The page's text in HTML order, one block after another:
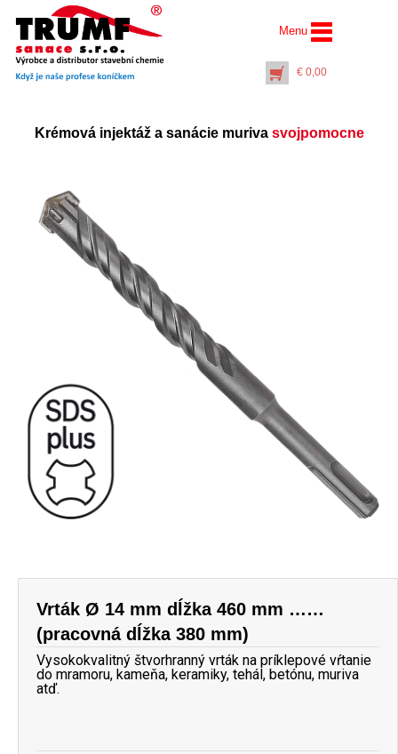
Menu
€ 0,00
Krémová injektáž a sanácie muriva svojpomocne
Vrták Ø 14 mm dĺžka 460 mm ……
(pracovná dĺžka 380 mm)
Vysokokvalitný štvorhranný vrták na príklepové vŕtanie
do mramoru, kameňa, keramiky, tehál, betónu, muriva
atď.